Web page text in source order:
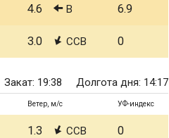
4.6 В 6.9
3.0 ССВ 0
Закат: 19:38 Долгота дня: 14:17
Ветер, м/с УФ-индекс
1.3 ССВ 0